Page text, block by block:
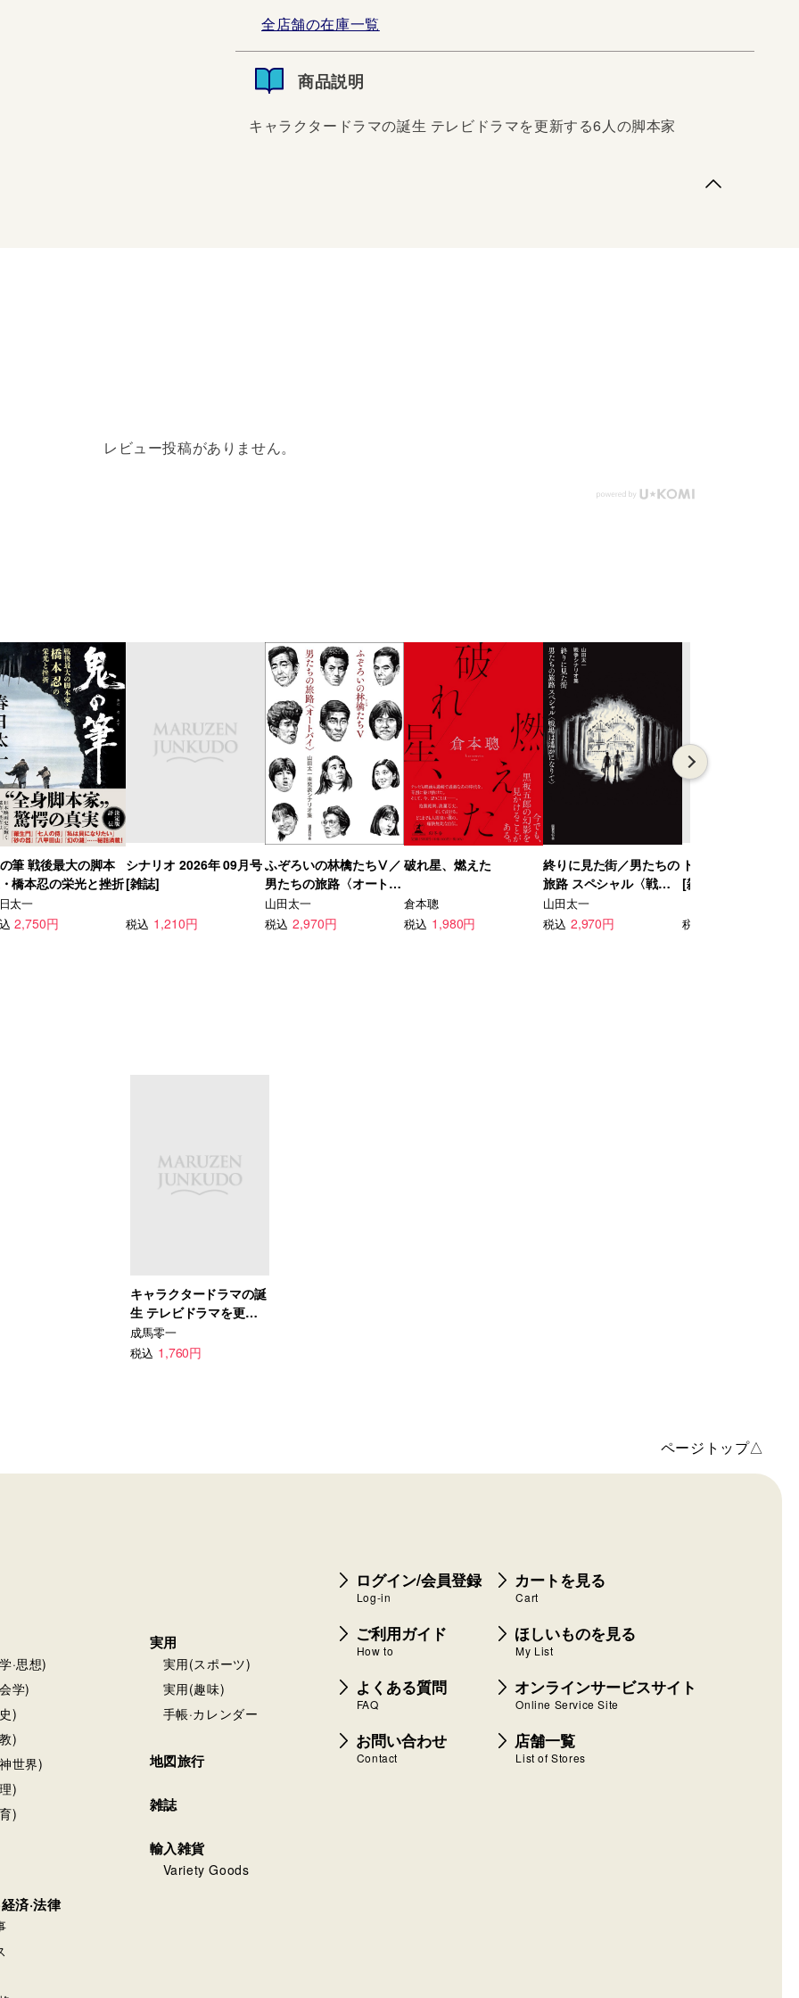
全店舗の在庫一覧
商品説明
キャラクタードラマの誕生 テレビドラマを更新する6人の脚本家
レビュー投稿がありません。
筆 戦後最大の脚本
橋本忍の栄光と挫折
太一
2,750円
シナリオ 2026年 09月号
[雑誌]
税込 1,210円
ふぞろいの林檎たちⅤ／
男たちの旅路〈オートバ
イ〉
山田太一
税込 2,970円
破れ星、燃えた
倉本聰
税込 1,980円
終りに見た街／男たちの
旅路 スペシャル〈戦場
は遙かになりて〉
山田太一
税込 2,970円
ドラマ 2026年 08月
[雑誌]
税込
キャラクタードラマの誕
生 テレビドラマを更新
する6人の脚本家
成馬零一
税込 1,760円
ページトップ△
·思想)
学)
)
)
世界)
)
)
済·法律
実用
実用(スポーツ)
実用(趣味)
手帳·カレンダー
地図旅行
雑誌
輸入雑貨
Variety Goods
ログイン/会員登録
Log-in
カートを見る
Cart
ご利用ガイド
How to
ほしいものを見る
My List
よくある質問
FAQ
オンラインサービスサイト
Online Service Site
お問い合わせ
Contact
店舗一覧
List of Stores